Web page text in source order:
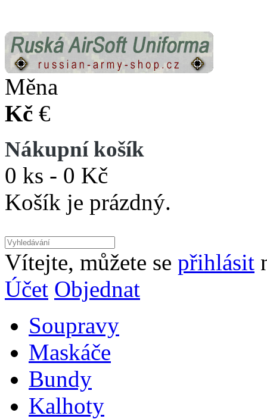
Měna
Kč €
Nákupní košík
0 ks - 0 Kč
Košík je prázdný.
Vítejte, můžete se přihlásit
Účet Objednat
Soupravy
Maskáče
Bundy
Kalhoty